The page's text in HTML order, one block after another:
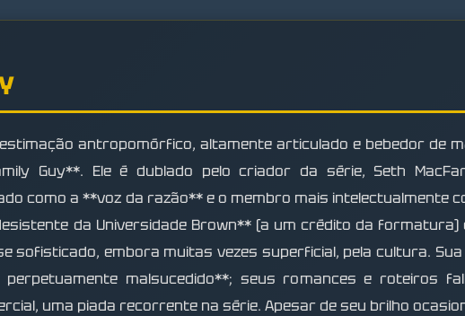
antropomórfico, altamente articulado e bebedor de
Guy**. Ele é dublado pelo criador da série, Seth
como a **voz da razão** e o membro mais intelectualmente
da Universidade Brown** (a um crédito da formatura)
sofisticado, embora muitas vezes superficial, pela cultura.
malsucedido**; seus romances e roteiros
uma piada recorrente na série. Apesar de seu brilho